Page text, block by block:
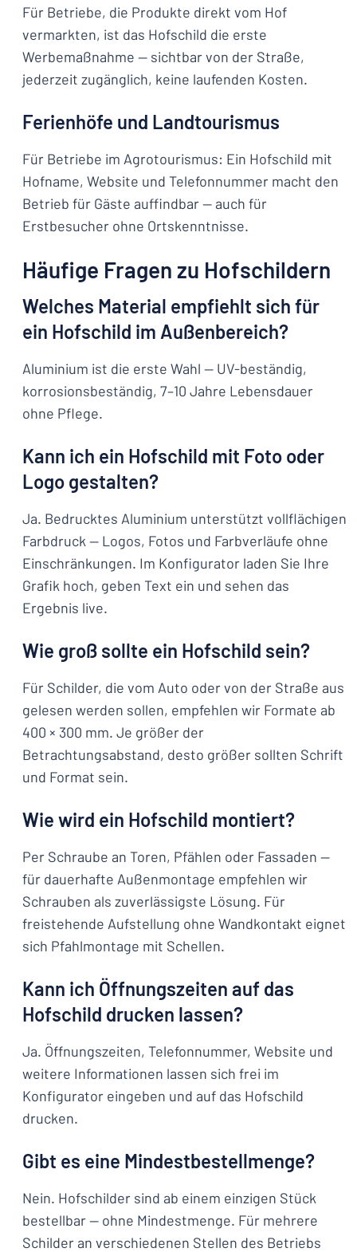
Für Betriebe, die Produkte direkt vom Hof
vermarkten, ist das Hofschild die erste
Werbemaßnahme — sichtbar von der Straße,
jederzeit zugänglich, keine laufenden Kosten.
Ferienhöfe und Landtourismus
Für Betriebe im Agrotourismus: Ein Hofschild mit
Hofname, Website und Telefonnummer macht den
Betrieb für Gäste auffindbar — auch für
Erstbesucher ohne Ortskenntnisse.
Häufige Fragen zu Hofschildern
Welches Material empfiehlt sich für
ein Hofschild im Außenbereich?
Aluminium ist die erste Wahl — UV-beständig,
korrosionsbeständig, 7–10 Jahre Lebensdauer
ohne Pflege.
Kann ich ein Hofschild mit Foto oder
Logo gestalten?
Ja. Bedrucktes Aluminium unterstützt vollflächigen
Farbdruck — Logos, Fotos und Farbverläufe ohne
Einschränkungen. Im Konfigurator laden Sie Ihre
Grafik hoch, geben Text ein und sehen das
Ergebnis live.
Wie groß sollte ein Hofschild sein?
Für Schilder, die vom Auto oder von der Straße aus
gelesen werden sollen, empfehlen wir Formate ab
400 × 300 mm. Je größer der
Betrachtungsabstand, desto größer sollten Schrift
und Format sein.
Wie wird ein Hofschild montiert?
Per Schraube an Toren, Pfählen oder Fassaden —
für dauerhafte Außenmontage empfehlen wir
Schrauben als zuverlässigste Lösung. Für
freistehende Aufstellung ohne Wandkontakt eignet
sich Pfahlmontage mit Schellen.
Kann ich Öffnungszeiten auf das
Hofschild drucken lassen?
Ja. Öffnungszeiten, Telefonnummer, Website und
weitere Informationen lassen sich frei im
Konfigurator eingeben und auf das Hofschild
drucken.
Gibt es eine Mindestbestellmenge?
Nein. Hofschilder sind ab einem einzigen Stück
bestellbar — ohne Mindestmenge. Für mehrere
Schilder an verschiedenen Stellen des Betriebs